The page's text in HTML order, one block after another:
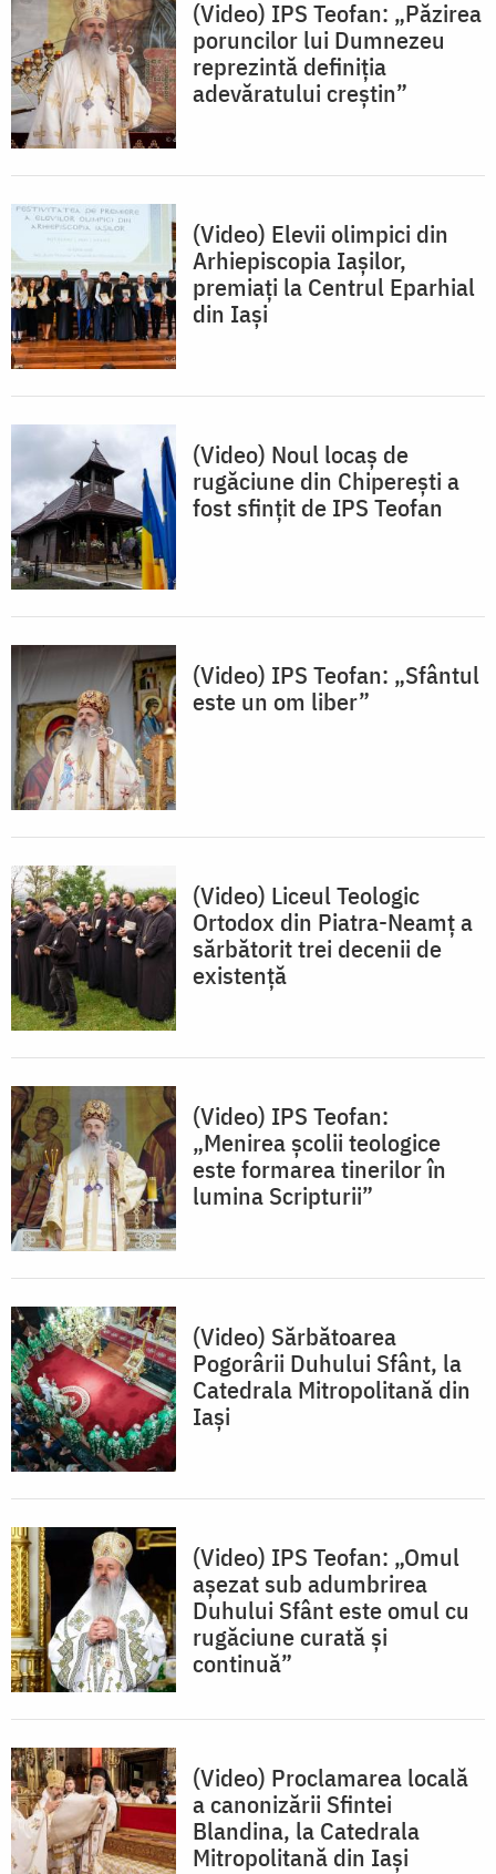
(Video) IPS Teofan: „Păzirea
poruncilor lui Dumnezeu
reprezintă definiția
adevăratului creștin”
(Video) Elevii olimpici din
Arhiepiscopia Iașilor,
premiați la Centrul Eparhial
din Iași
(Video) Noul locaș de
rugăciune din Chiperești a
fost sfințit de IPS Teofan
(Video) IPS Teofan: „Sfântul
este un om liber”
(Video) Liceul Teologic
Ortodox din Piatra-Neamț a
sărbătorit trei decenii de
existență
(Video) IPS Teofan:
„Menirea școlii teologice
este formarea tinerilor în
lumina Scripturii”
(Video) Sărbătoarea
Pogorârii Duhului Sfânt, la
Catedrala Mitropolitană din
Iași
(Video) IPS Teofan: „Omul
așezat sub adumbrirea
Duhului Sfânt este omul cu
rugăciune curată și
continuă”
(Video) Proclamarea locală
a canonizării Sfintei
Blandina, la Catedrala
Mitropolitană din Iași